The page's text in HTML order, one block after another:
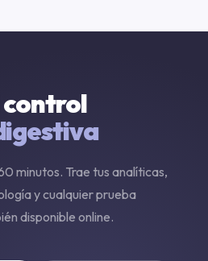
control
minutos. Trae tus analíticas,
y cualquier prueba
disponible online.